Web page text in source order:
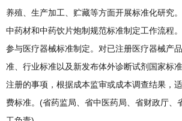
养殖、生产加工、贮藏等方面开展标准化研究
中药材和中药饮片炮制规范标准制定工作流程
参与医疗器械标准制定。对已注册医疗器械产
准、行业标准以及新发布体外诊断试剂国家标
注册的事项，根据成本监审或成本调查结果，
费标准。(省药监局、省中医药局、省财政厅、